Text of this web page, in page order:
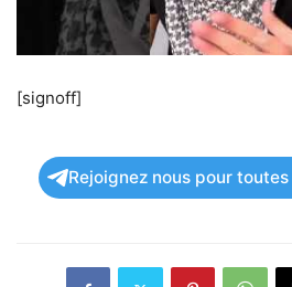
[signoff]
Rejoignez nous pour